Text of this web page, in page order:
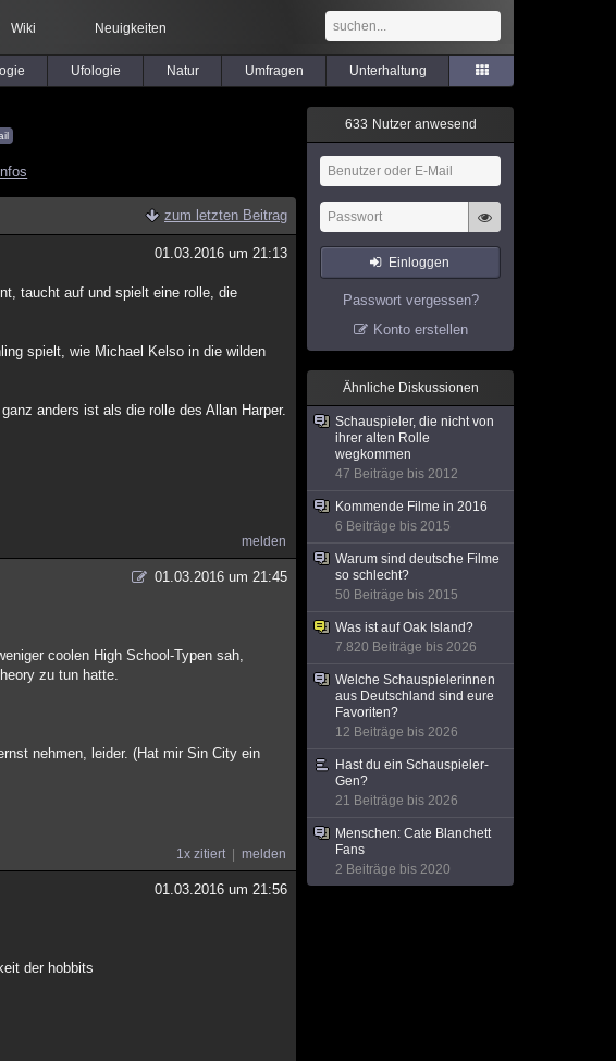
Wiki Neuigkeiten
Ufologie Natur Umfragen Unterhaltung
Infos
zum letzten Beitrag
01.03.2016 um 21:13
taucht auf und spielt eine rolle, die
spielt, wie Michael Kelso in die wilden
anders ist als die rolle des Allan Harper.
melden
01.03.2016 um 21:45
coolen High School-Typen sah,
zu tun hatte.
nehmen, leider. (Hat mir Sin City ein
1x zitiert melden
01.03.2016 um 21:56
der hobbits
633 Nutzer anwesend
Einloggen
Passwort vergessen?
Konto erstellen
Ähnliche Diskussionen
Schauspieler, die nicht von
ihrer alten Rolle
wegkommen
47 Beiträge bis 2012
Kommende Filme in 2016
6 Beiträge bis 2015
Warum sind deutsche Filme
so schlecht?
50 Beiträge bis 2015
Was ist auf Oak Island?
7.820 Beiträge bis 2026
Welche Schauspielerinnen
aus Deutschland sind eure
Favoriten?
12 Beiträge bis 2026
Hast du ein Schauspieler-
Gen?
21 Beiträge bis 2026
Menschen: Cate Blanchett
Fans
2 Beiträge bis 2020